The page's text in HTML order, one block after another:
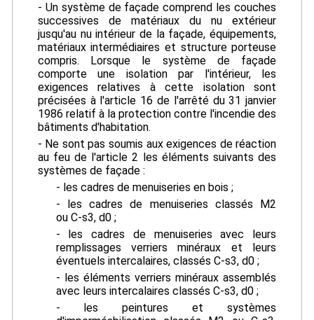
- Un système de façade comprend les couches
successives de matériaux du nu extérieur
jusqu'au nu intérieur de la façade, équipements,
matériaux intermédiaires et structure porteuse
compris. Lorsque le système de façade
comporte une isolation par l'intérieur, les
exigences relatives à cette isolation sont
précisées à l'article 16 de l'arrêté du 31 janvier
1986 relatif à la protection contre l'incendie des
bâtiments d'habitation.
- Ne sont pas soumis aux exigences de réaction
au feu de l'article 2 les éléments suivants des
systèmes de façade :
- les cadres de menuiseries en bois ;
- les cadres de menuiseries classés M2
ou C-s3, d0 ;
- les cadres de menuiseries avec leurs
remplissages verriers minéraux et leurs
éventuels intercalaires, classés C-s3, d0 ;
- les éléments verriers minéraux assemblés
avec leurs intercalaires classés C-s3, d0 ;
- les peintures et systèmes